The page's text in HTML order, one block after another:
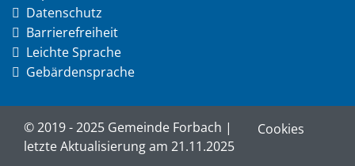
Datenschutz
Barrierefreiheit
Leichte Sprache
Gebärdensprache
© 2019 - 2025 Gemeinde Forbach |
letzte Aktualisierung am 21.11.2025
Cookies